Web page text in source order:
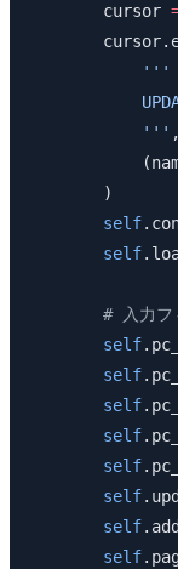
        cursor
            '''
            '''
,
        )
        self
        self
# 入力フ
        self
        self
        self
        self
        self
        self
        self
        self